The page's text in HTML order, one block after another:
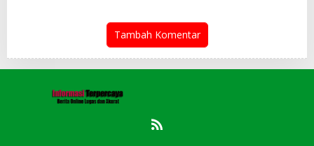
Tambah Komentar